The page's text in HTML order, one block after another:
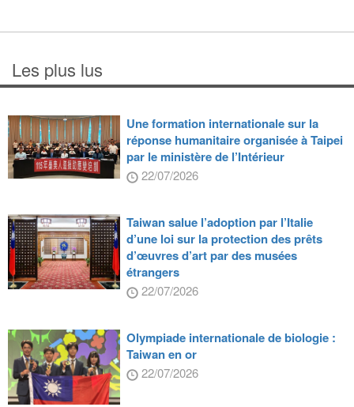
Les plus lus
Une formation internationale sur la
réponse humanitaire organisée à Taipei
par le ministère de l’Intérieur
22/07/2026
Taiwan salue l’adoption par l’Italie
d’une loi sur la protection des prêts
d’œuvres d’art par des musées
étrangers
22/07/2026
Olympiade internationale de biologie :
Taiwan en or
22/07/2026